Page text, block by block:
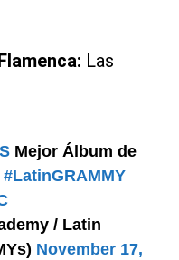
Las
Mejor Álbum de
#LatinGRAMMY
/ Latin
November 17,